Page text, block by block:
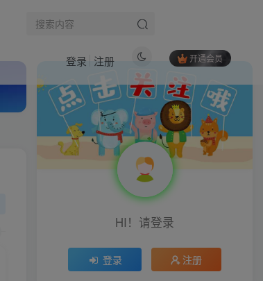
开通会员
登录 注册
热门文章
CodeBuddy智能编程实战课：从入门到精通掌握CLI命令配置，技能插件MCP服务全场景落地
某大佬3D地图科普动画视频制作教学，适合做国内视频平台或者TK中视频、油管账号，賺美金
小红书副业引流变现课，从0-1跑通副业项目，这一定能颠覆你传统的副业思维
最新最悟空直搜拉新玩法保姆级教程讲解，小白也可以日入四位数
小红书电商系统运营课｜账号搭建、店铺铺货、选品对标笔记全链路新手实操教程
HI！请登录
登录 注册
生活也美好了！
心情也舒畅了！
走路也有劲了！